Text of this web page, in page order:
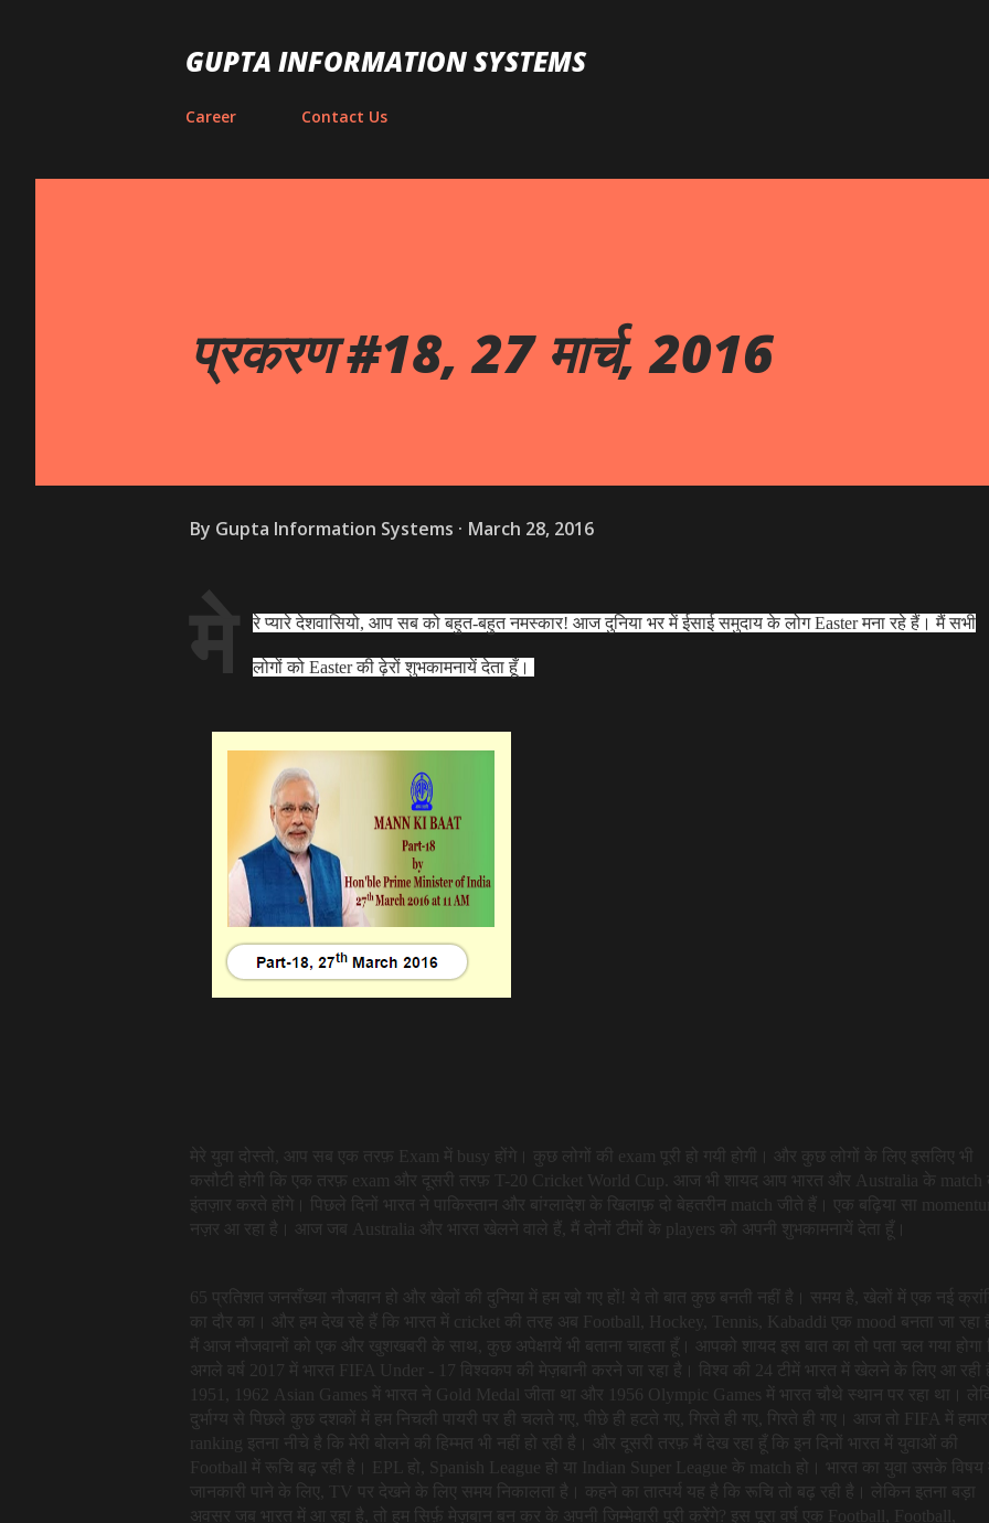
GUPTA INFORMATION SYSTEMS
Career Contact Us
प्रकरण #18, 27 मार्च, 2016
By Gupta Information Systems March 28, 2016
मे रे प्यारे देशवासियो, आप सब को बहुत-बहुत नमस्कार! आज दुनिया भर में ईसाई समुदाय के लोग Easter मना रहे हैं। मैं सभी
लोगों को Easter की ढ़ेरों शुभकामनायें देता हूँ।
मेरे युवा दोस्तो, आप सब एक तरफ़ Exam में busy होंगे। कुछ लोगों की exam पूरी हो गयी होगी। और कुछ लोगों के लिए इसलिए भी
कसौटी होगी कि एक तरफ़ exam और दूसरी तरफ़ T-20 Cricket World Cup. आज भी शायद आप भारत और Australia के match
इंतज़ार करते होंगे। पिछले दिनों भारत ने पाकिस्तान और बांग्लादेश के खिलाफ़ दो बेहतरीन match जीते हैं। एक बढ़िया सा
नज़र आ रहा है। आज जब Australia और भारत खेलने वाले हैं, मैं दोनों टीमों के players को अपनी शुभकामनायें देता हूँ।
65 प्रतिशत जनसँख्या नौजवान हो और खेलों की दुनिया में हम खो गए हों! ये तो बात कुछ बनती नहीं है। समय है, खेलों में एक नई
का दौर का। और हम देख रहे हैं कि भारत में cricket की तरह अब Football, Hockey, Tennis, Kabaddi एक mood बनता जा रहा
मैं आज नौजवानों को एक और खुशखबरी के साथ, कुछ अपेक्षायें भी बताना चाहता हूँ। आपको शायद इस बात का तो पता चल गया होगा
अगले वर्ष 2017 में भारत FIFA Under - 17 विश्वकप की मेज़बानी करने जा रहा है। विश्व की 24 टीमें भारत में खेलने के लिए आ रही
1951, 1962 Asian Games में भारत ने Gold Medal जीता था और 1956 Olympic Games में भारत चौथे स्थान पर रहा था।
दुर्भाग्य से पिछले कुछ दशकों में हम निचली पायरी पर ही चलते गए, पीछे ही हटते गए, गिरते ही गए, गिरते ही गए। आज तो FIFA में हमारा
ranking इतना नीचे है कि मेरी बोलने की हिम्मत भी नहीं हो रही है। और दूसरी तरफ़ मैं देख रहा हूँ कि इन दिनों भारत में युवाओं की
Football में रूचि बढ़ रही है। EPL हो, Spanish League हो या Indian Super League के match हो। भारत का युवा उसके विषय में
जानकारी पाने के लिए, TV पर देखने के लिए समय निकालता है। कहने का तात्पर्य यह है कि रूचि तो बढ़ रही है। लेकिन इतना बड़ा
अवसर जब भारत में आ रहा है, तो हम सिर्फ़ मेज़बान बन कर के अपनी जिम्मेवारी पूरी करेंगे? इस पूरा वर्ष एक Football, Football,